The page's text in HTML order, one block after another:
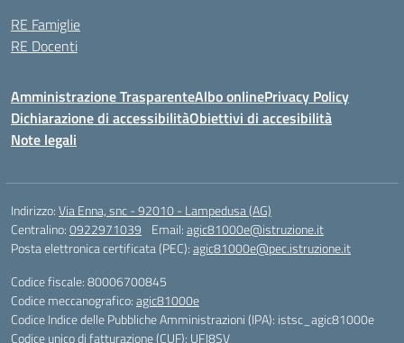
RE Famiglie
RE Docenti
Amministrazione TrasparenteAlbo onlinePrivacy Policy
Dichiarazione di accessibilitàObiettivi di accesibilità
Note legali
Indirizzo:Via Enna, snc - 92010 - Lampedusa (AG)
Centralino:0922971039 Email:agic81000e@istruzione.it
Posta elettronica certificata (PEC):agic81000e@pec.istruzione.it
Codice fiscale: 80006700845
Codice meccanografico:agic81000e
Codice Indice delle Pubbliche Amministrazioni (IPA): istsc_agic81000e
Codice unico di fatturazione (CUF): UFJ8SV